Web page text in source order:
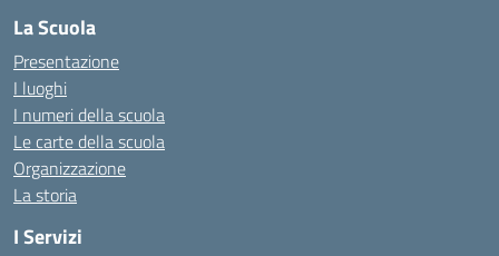
La Scuola
Presentazione
I luoghi
I numeri della scuola
Le carte della scuola
Organizzazione
La storia
I Servizi